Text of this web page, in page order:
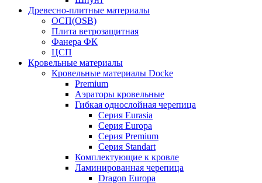
Древесно-плитные материалы
ОСП(OSB)
Плита ветрозащитная
Фанера ФК
ЦСП
Кровельные материалы
Кровельные материалы Docke
Premium
Аэраторы кровельные
Гибкая однослойная черепица
Серия Eurasia
Серия Europa
Серия Premium
Серия Standart
Комплектующие к кровле
Ламинированная черепица
Dragon Europa